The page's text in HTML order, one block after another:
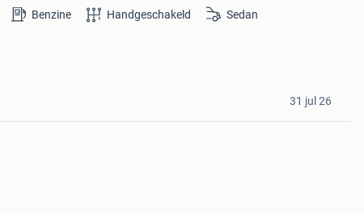
Benzine Handgeschakeld Sedan
31 jul 26